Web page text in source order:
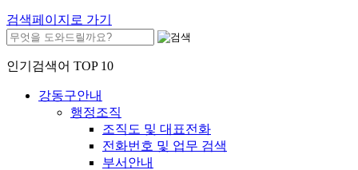
검색페이지로 가기
인기검색어 TOP 10
강동구안내
행정조직
조직도 및 대표전화
전화번호 및 업무 검색
부서안내